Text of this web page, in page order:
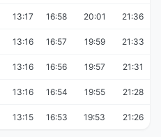
13:17 16:58 20:01 21:36
13:16 16:57 19:59 21:33
13:16 16:56 19:57 21:31
13:16 16:54 19:55 21:28
13:15 16:53 19:53 21:26